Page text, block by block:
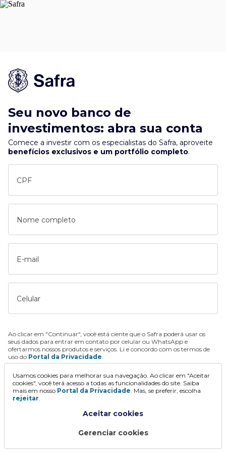
Seu novo banco de
investimentos: abra sua conta
Comece a investir com os especialistas do Safra, aproveite
benefícios exclusivos e um portfólio completo.
CPF
Nome completo
E-mail
Celular
Ao clicar em "Continuar", você está ciente que o Safra poderá usar os
seus dados para entrar em contato por celular ou WhatsApp e
ofertarmos nossos produtos e serviços. Li e concordo com os termos de
uso do Portal da Privacidade.
Continuar
Usamos cookies para melhorar sua navegação. Ao clicar em "Aceitar
cookies", você terá acesso a todas as funcionalidades do site. Saiba
mais em nosso Portal da Privacidade. Mas, se preferir, escolha
rejeitar.
Aceitar cookies
Gerenciar cookies